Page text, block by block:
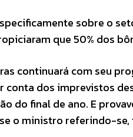
sobre o
que 50% dos
continuará com seu
conta dos imprevistos
do final de ano. E
o ministro referindo-